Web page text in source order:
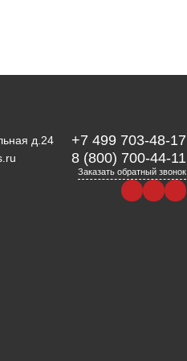
д.24
+7 499 703-48-17
8 (800) 700-44-11
Заказать обратный звонок